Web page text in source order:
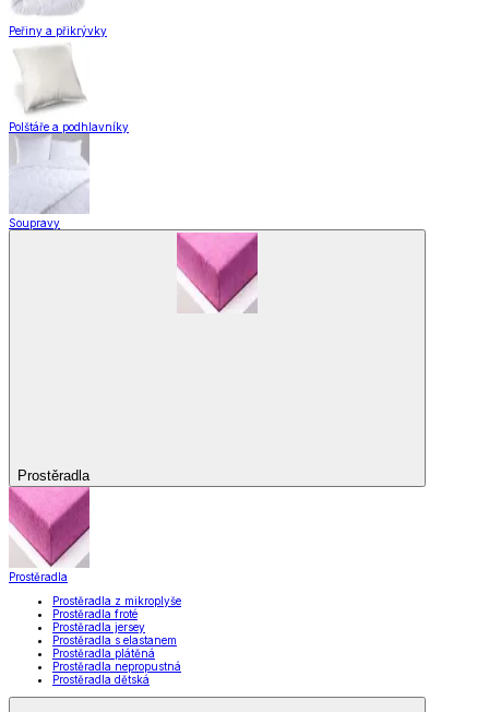
Peřiny a přikrývky
Polštáře a podhlavníky
Soupravy
Prostěradla
Prostěradla
Prostěradla z mikroplyše
Prostěradla froté
Prostěradla jersey
Prostěradla s elastanem
Prostěradla plátěná
Prostěradla nepropustná
Prostěradla dětská